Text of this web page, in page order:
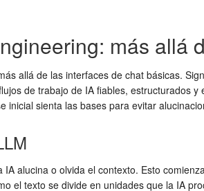
más allá
allá de las interfaces de chat básicas.
de trabajo de IA fiables, estructurados
sienta las bases para evitar
IA alucina o olvida el contexto. Esto
el texto se divide en unidades que la IA